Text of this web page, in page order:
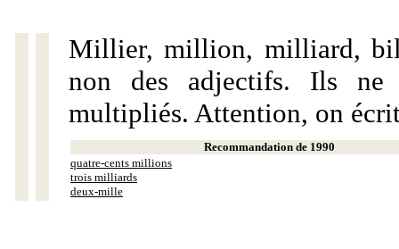
Millier, million, milliard,
non des adjectifs. Ils ne
multipliés. Attention, on
Recommandation de 1990
quatre-cents millions
trois milliards
deux-mille